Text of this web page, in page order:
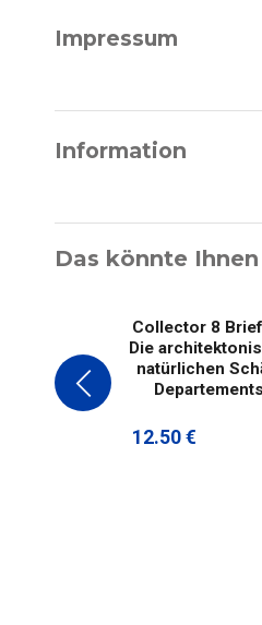
Impressum
Information
Das könnte
Collector 8
Die
natürlichen
12.50 €